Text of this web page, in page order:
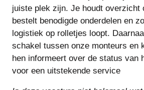
juiste plek zijn. Je houdt overzicht
bestelt benodigde onderdelen en
logistiek op rolletjes loopt.
schakel tussen onze monteurs en
hen informeert over de status van
voor een uitstekende service